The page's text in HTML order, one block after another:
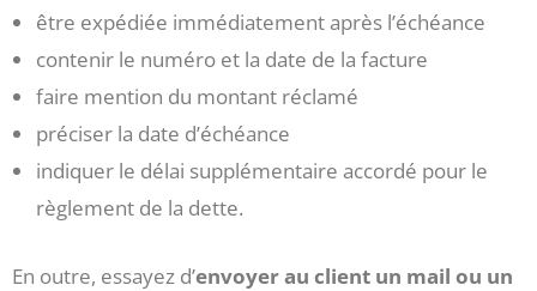
être expédiée immédiatement après l’échéance
contenir le numéro et la date de la facture
faire mention du montant réclamé
préciser la date d’échéance
indiquer le délai supplémentaire accordé pour le
règlement de la dette.
En outre, essayez d’envoyer au client un mail ou un